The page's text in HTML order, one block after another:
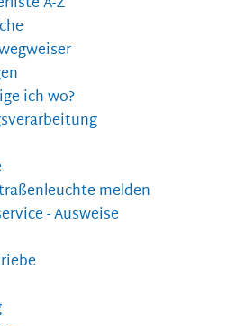
ich wo?
melden
- Ausweise